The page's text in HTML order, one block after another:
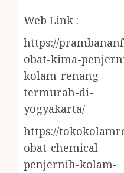
Web Link :
https://
obat-kima-
kolam-renang-
termurah-di-
yogyakarta/
https://
obat-chemical-
penjernih-kolam-